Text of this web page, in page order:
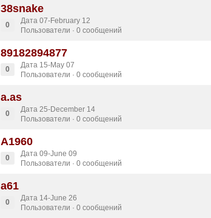
38snake
0
Дата 07-February 12
Пользователи · 0 сообщений
89182894877
0
Дата 15-May 07
Пользователи · 0 сообщений
a.as
0
Дата 25-December 14
Пользователи · 0 сообщений
A1960
0
Дата 09-June 09
Пользователи · 0 сообщений
a61
0
Дата 14-June 26
Пользователи · 0 сообщений